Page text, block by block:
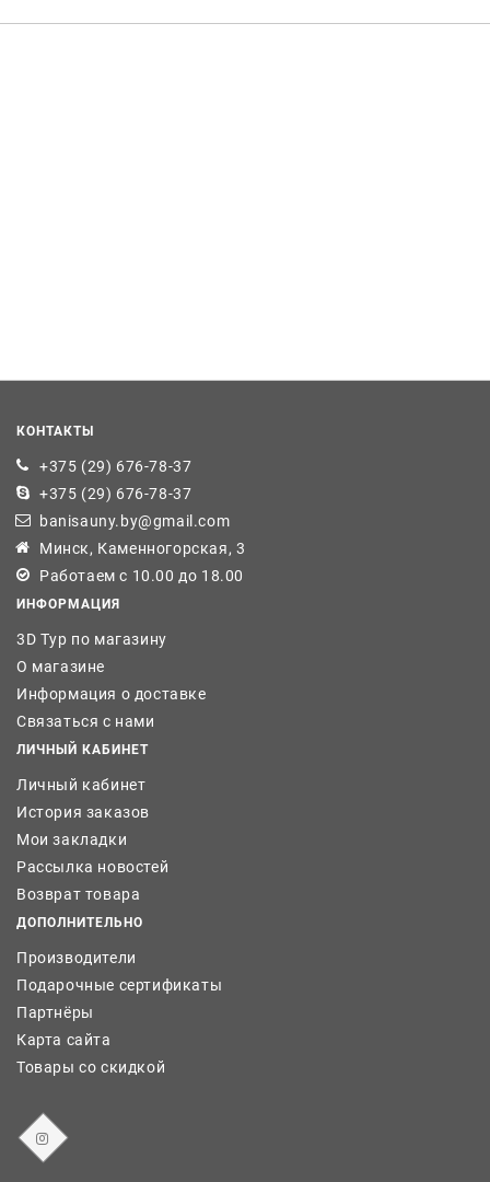
КОНТАКТЫ
+375 (29) 676-78-37
+375 (29) 676-78-37
banisauny.by@gmail.com
Минск, Каменногорская, 3
Работаем с 10.00 до 18.00
ИНФОРМАЦИЯ
3D Тур по магазину
О магазине
Информация о доставке
Связаться с нами
ЛИЧНЫЙ КАБИНЕТ
Личный кабинет
История заказов
Мои закладки
Рассылка новостей
Возврат товара
ДОПОЛНИТЕЛЬНО
Производители
Подарочные сертификаты
Партнёры
Карта сайта
Товары со скидкой